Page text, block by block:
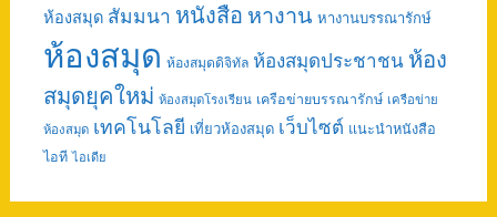
ห้องสมุด สัมมนา หนังสือ หางาน หางานบรรณารักษ์
ห้องสมุด ห้องสมุดดิจิทัล ห้องสมุดประชาชน ห้อง
สมุดยุคใหม่ ห้องสมุดโรงเรียน เครือข่ายบรรณารักษ์ เครือข่าย
ห้องสมุด เทคโนโลยี เที่ยวห้องสมุด เว็บไซต์ แนะนำหนังสือ
ไอที ไอเดีย